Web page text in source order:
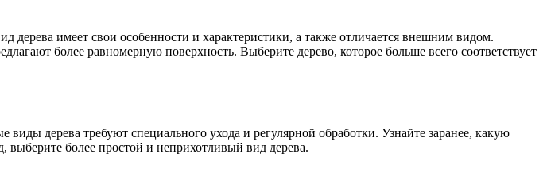
имеет свои особенности и характеристики, а также отличается внешним видом.
более равномерную поверхность. Выберите дерево, которое больше всего соответствует
дерева требуют специального ухода и регулярной обработки. Узнайте заранее, какую
более простой и неприхотливый вид дерева.